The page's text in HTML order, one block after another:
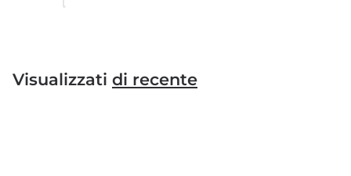
Visualizzati di recente